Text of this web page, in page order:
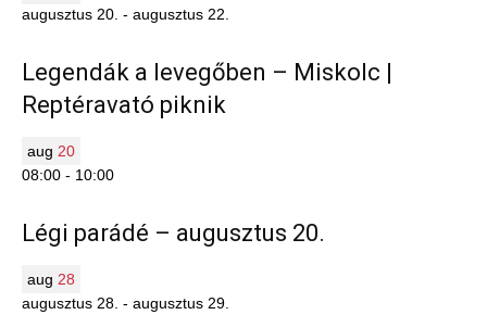
augusztus 20. - augusztus 22.
Legendák a levegőben – Miskolc |
Reptéravató piknik
aug 20
08:00 - 10:00
Légi parádé – augusztus 20.
aug 28
augusztus 28. - augusztus 29.